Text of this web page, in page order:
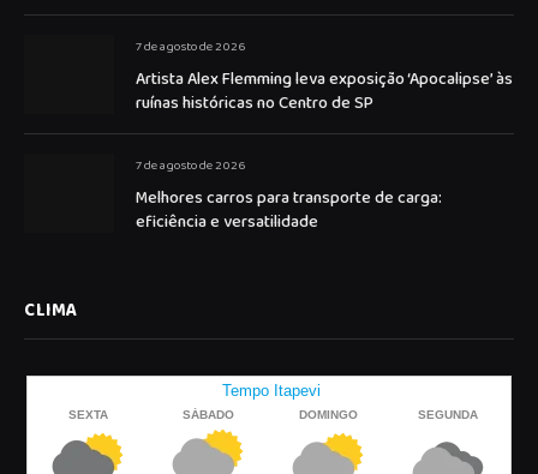
7 de agosto de 2026
Artista Alex Flemming leva exposição ‘Apocalipse’ às
ruínas históricas no Centro de SP
7 de agosto de 2026
Melhores carros para transporte de carga:
eficiência e versatilidade
CLIMA